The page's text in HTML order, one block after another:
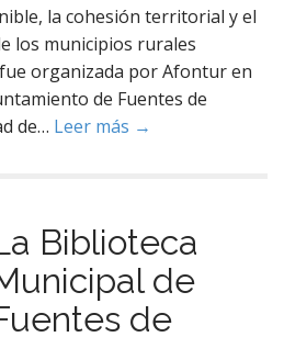
la cohesión territorial y el
los municipios rurales
organizada por Afontur en
de Fuentes de
de… Leer más →
Biblioteca
de
de